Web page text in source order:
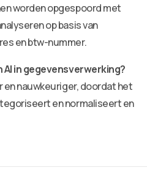
worden opgespoord met
op basis van
en btw-nummer.
in gegevensverwerking?
en nauwkeuriger, doordat het
en normaliseert en